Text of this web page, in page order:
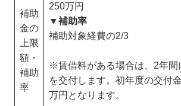
補助
金の
上限
額・
補助
率
250万円
▼補助率
補助対象経費の2/3
※賃借料がある場合は、2年間
を交付します。初年度の交付
万円となります。